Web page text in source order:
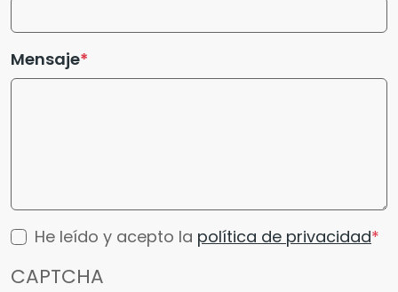
Mensaje
He leído y acepto la política de privacidad
CAPTCHA